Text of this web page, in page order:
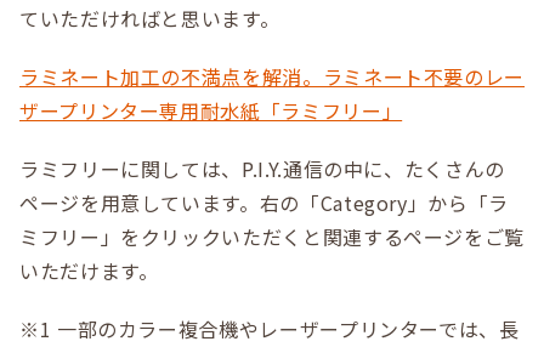
ていただければと思います。
ラミネート加工の不満点を解消。ラミネート不要のレー
ザープリンター専用耐水紙「ラミフリー」
ラミフリーに関しては、P.I.Y.通信の中に、たくさんの
ページを用意しています。右の「Category」から「ラ
ミフリー」をクリックいただくと関連するページをご覧
いただけます。
※1 一部のカラー複合機やレーザープリンターでは、長